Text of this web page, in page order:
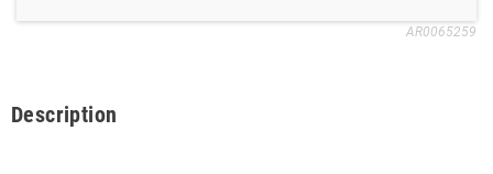
AR0065259
Description